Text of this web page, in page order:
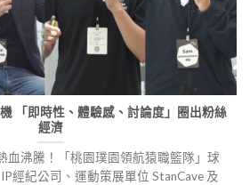
「即時性、體驗感、討論度」圈出粉絲
經濟
血沸騰！「桃園璞園領航猿職籃隊」球
經紀公司、運動策展單位 StanCave 及